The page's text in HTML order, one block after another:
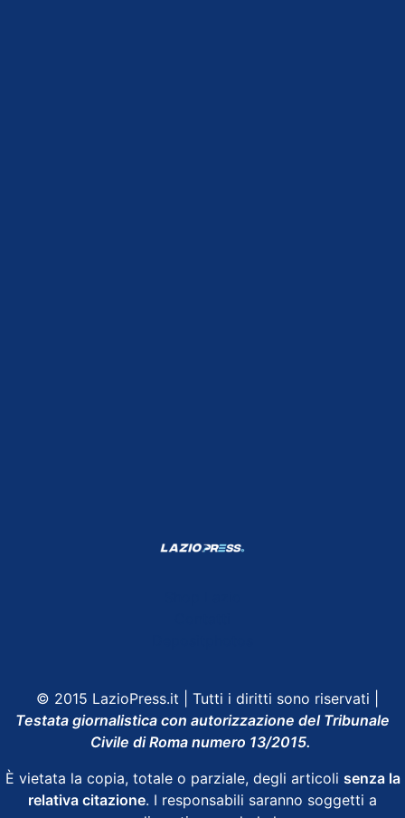
© 2015 LazioPress.it | Tutti i diritti sono riservati |
Testata giornalistica con autorizzazione del Tribunale
Civile di Roma numero 13/2015.
È vietata la copia, totale o parziale, degli articoli senza la
relativa citazione. I responsabili saranno soggetti a